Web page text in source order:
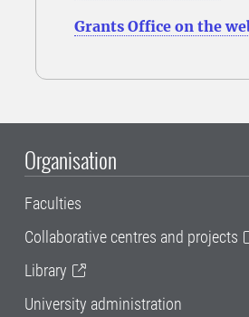
Grants Office on the
Organisation
Faculties
Collaborative centres and projects
Library
University administration